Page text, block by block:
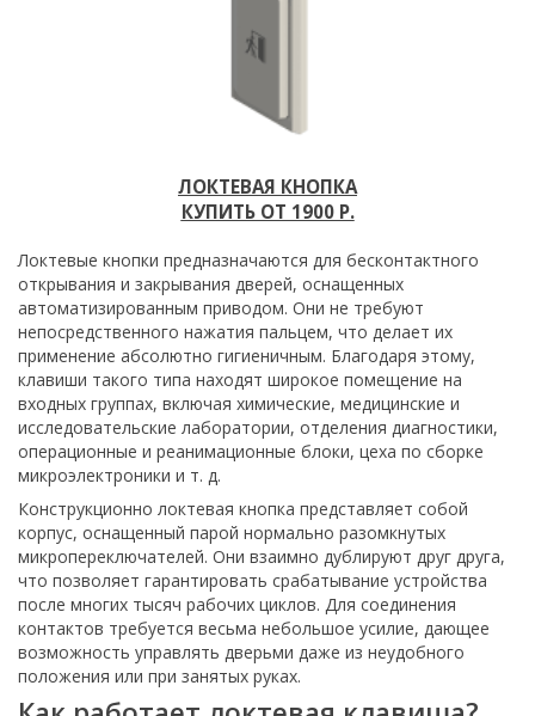
ЛОКТЕВАЯ КНОПКА
КУПИТЬ ОТ 1900 Р.
Локтевые кнопки предназначаются для бесконтактного
открывания и закрывания дверей, оснащенных
автоматизированным приводом. Они не требуют
непосредственного нажатия пальцем, что делает их
применение абсолютно гигиеничным. Благодаря этому,
клавиши такого типа находят широкое помещение на
входных группах, включая химические, медицинские и
исследовательские лаборатории, отделения диагностики,
операционные и реанимационные блоки, цеха по сборке
микроэлектроники и т. д.
Конструкционно локтевая кнопка представляет собой
корпус, оснащенный парой нормально разомкнутых
микропереключателей. Они взаимно дублируют друг друга,
что позволяет гарантировать срабатывание устройства
после многих тысяч рабочих циклов. Для соединения
контактов требуется весьма небольшое усилие, дающее
возможность управлять дверьми даже из неудобного
положения или при занятых руках.